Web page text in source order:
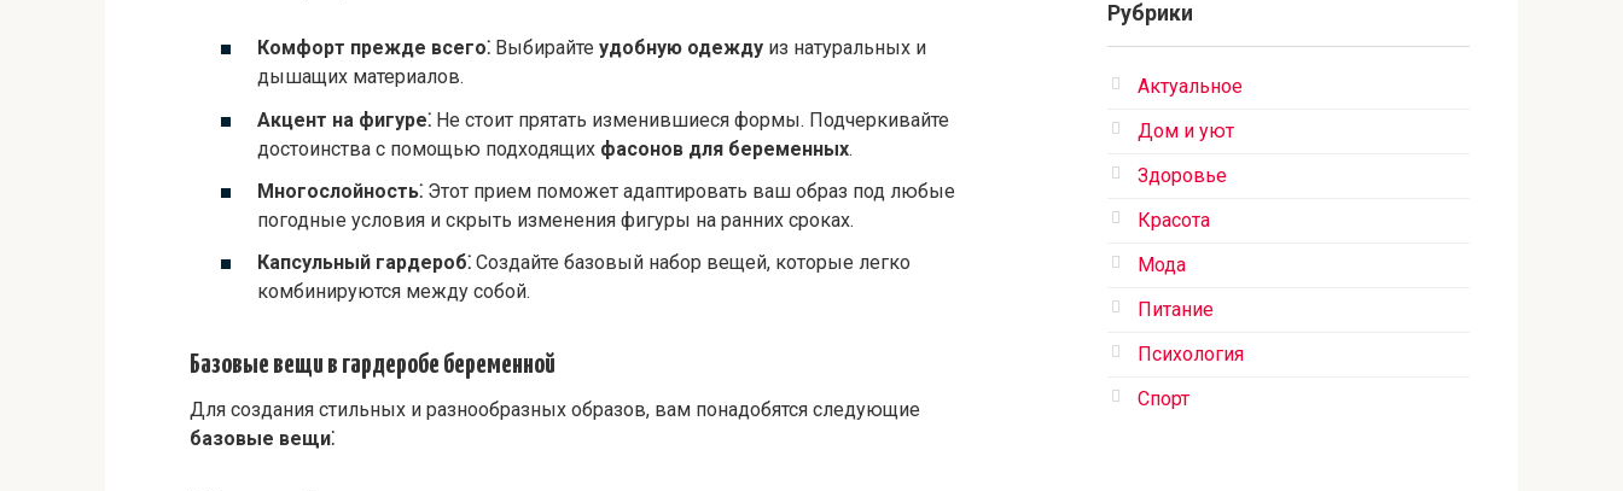
Комфорт прежде всего⁚ Выбирайте удобную одежду из натуральных и
дышащих материалов.
Акцент на фигуре⁚ Не стоит прятать изменившиеся формы. Подчеркивайте
достоинства с помощью подходящих фасонов для беременных.
Многослойность⁚ Этот прием поможет адаптировать ваш образ под любые
погодные условия и скрыть изменения фигуры на ранних сроках.
Капсульный гардероб⁚ Создайте базовый набор вещей, которые легко
комбинируются между собой.
Базовые вещи в гардеробе беременной
Для создания стильных и разнообразных образов, вам понадобятся следующие
базовые вещи⁚
Рубрики
Актуальное
Дом и уют
Здоровье
Красота
Мода
Питание
Психология
Спорт